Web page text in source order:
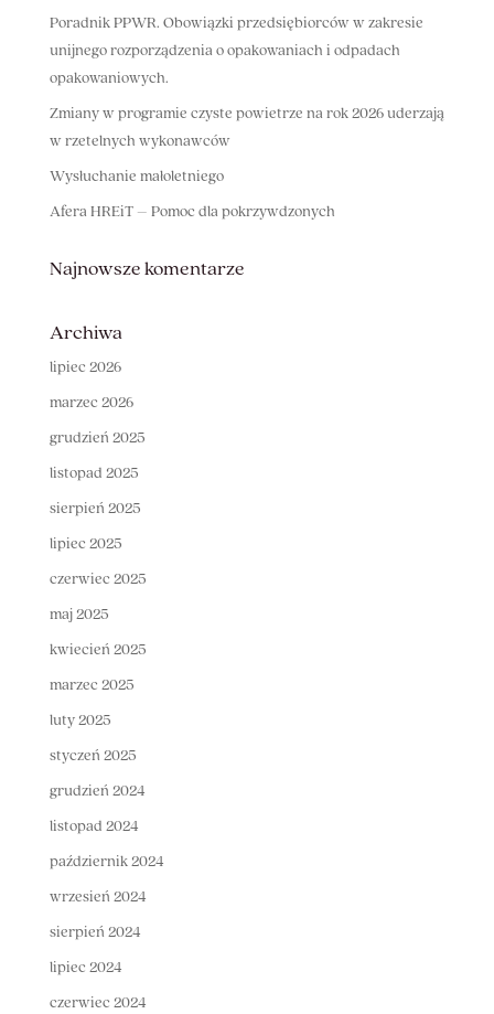
Poradnik PPWR. Obowiązki przedsiębiorców w zakresie
unijnego rozporządzenia o opakowaniach i odpadach
opakowaniowych.
Zmiany w programie czyste powietrze na rok 2026 uderzają
w rzetelnych wykonawców
Wysłuchanie małoletniego
Afera HREiT – Pomoc dla pokrzywdzonych
Najnowsze komentarze
Archiwa
lipiec 2026
marzec 2026
grudzień 2025
listopad 2025
sierpień 2025
lipiec 2025
czerwiec 2025
maj 2025
kwiecień 2025
marzec 2025
luty 2025
styczeń 2025
grudzień 2024
listopad 2024
październik 2024
wrzesień 2024
sierpień 2024
lipiec 2024
czerwiec 2024